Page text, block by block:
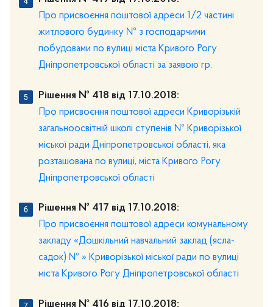
Про присвоєння поштової адреси 1/2 частині
житлового будинку № з господарчими
побудовами по вулиці міста Кривого Рогу
Дніпропетровської області за заявою гр.
Рішення № 418 від 17.10.2018:
Про присвоєння поштової адреси Криворізькій
загальноосвітній школі ступенів № Криворізької
міської ради Дніпропетровської області, яка
розташована по вулиці, міста Кривого Рогу
Дніпропетровської області
Рішення № 417 від 17.10.2018:
Про присвоєння поштової адреси комунальному
закладу «Дошкільний навчальний заклад (ясла-
садок) № » Криворізької міської ради по вулиці
міста Кривого Рогу Дніпропетровської області
Рішення № 416 від 17.10.2018: